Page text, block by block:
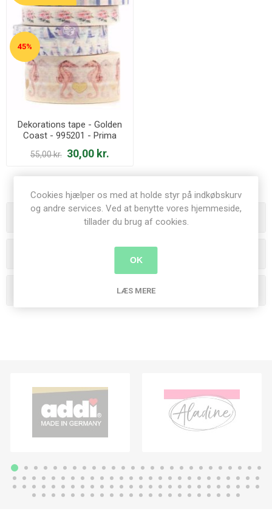
45%
Dekorations tape - Golden
Coast - 995201 - Prima
55,00 kr. 30,00 kr.
Varegrupper
Cookies hjælper os med at holde styr på indkøbskurv
og andre services. Ved at benytte vores hjemmeside,
tillader du brug af cookies.
OK
LÆS MERE